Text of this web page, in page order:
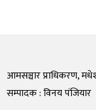
आमसञ्चार प्राधिकरण,
सम्पादक : विनय पंजियार